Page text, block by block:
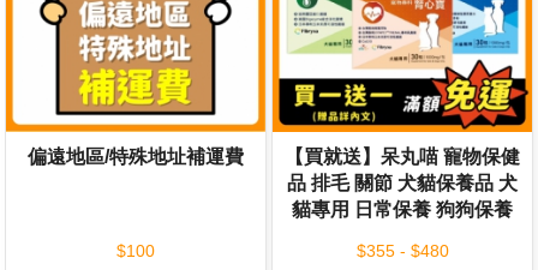
偏遠地區/特殊地址補運費
$100
【買就送】呆丸喵 寵物保健
品 排毛 關節 犬貓保養品 犬
貓專用 日常保養 狗狗保養
$355 - $480